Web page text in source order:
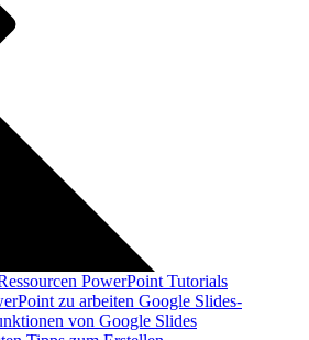
PowerPoint Tutorials
zu arbeiten Google Slides-
von Google Slides